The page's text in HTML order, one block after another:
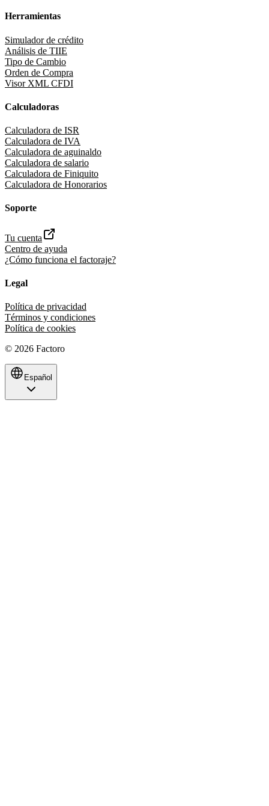
Herramientas
Simulador de crédito
Análisis de TIIE
Tipo de Cambio
Orden de Compra
Visor XML CFDI
Calculadoras
Calculadora de ISR
Calculadora de IVA
Calculadora de aguinaldo
Calculadora de salario
Calculadora de Finiquito
Calculadora de Honorarios
Soporte
Tu cuenta
Centro de ayuda
¿Cómo funciona el factoraje?
Legal
Política de privacidad
Términos y condiciones
Política de cookies
© 2026 Factoro
Español